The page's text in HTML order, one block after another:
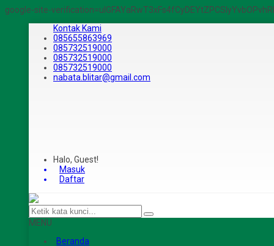
google-site-
Kontak Kami
085655863969
085732519000
085732519000
085732519000
nabata.blitar@gmail.com
Halo, Guest!
Masuk
Daftar
MENU
Beranda